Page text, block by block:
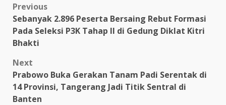
Post
navigation
Previous
Sebanyak 2.896 Peserta Bersaing Rebut Formasi
Pada Seleksi P3K Tahap II di Gedung Diklat Kitri
Bhakti
Next
Prabowo Buka Gerakan Tanam Padi Serentak di
14 Provinsi, Tangerang Jadi Titik Sentral di
Banten